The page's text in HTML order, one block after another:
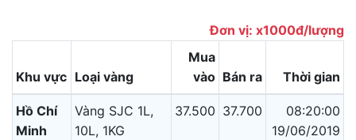
Đơn vị: x1000đ/lượng
Khu vực Loại vàng
Mua
vào Bán ra Thời gian
Hồ Chí
Minh
Vàng SJC 1L,
10L, 1KG
37.500 37.700
08:20:00
19/06/2019